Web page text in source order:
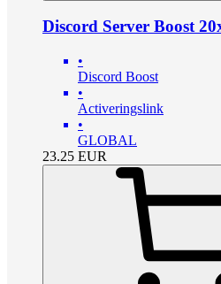
Discord Server Boost
•
Discord Boost
•
Activeringslink
•
GLOBAL
23.25 EUR